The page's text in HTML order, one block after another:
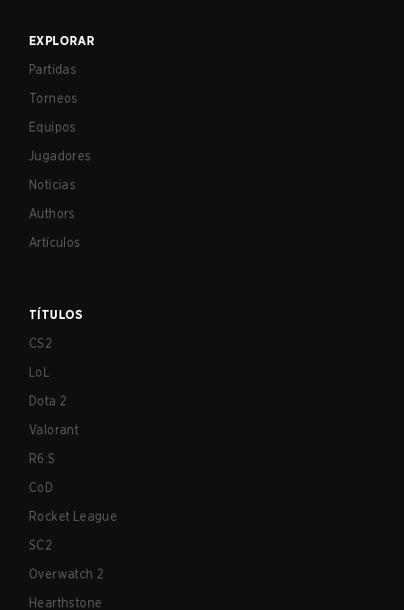
EXPLORAR
Partidas
Torneos
Equipos
Jugadores
Noticias
Authors
Artículos
TÍTULOS
CS2
LoL
Dota 2
Valorant
R6:S
CoD
Rocket League
SC2
Overwatch 2
Hearthstone